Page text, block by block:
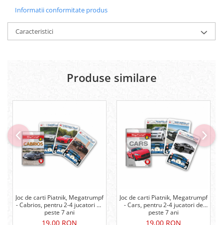
Informatii conformitate produs
Caracteristici
Produse similare
Joc de carti Piatnik, Megatrumpf
- Cabrios, pentru 2-4 jucatori de
peste 7 ani
19,00 RON
Joc de carti Piatnik, Megatrumpf
- Cars, pentru 2-4 jucatori de
peste 7 ani
19,00 RON